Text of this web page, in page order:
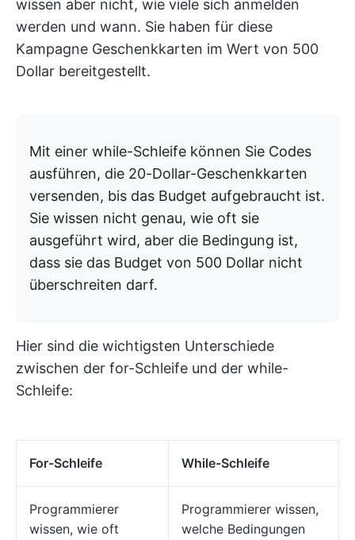
wissen aber nicht, wie viele sich anmelden
werden und wann. Sie haben für diese
Kampagne Geschenkkarten im Wert von 500
Dollar bereitgestellt.
Mit einer while-Schleife können Sie Codes
ausführen, die 20-Dollar-Geschenkkarten
versenden, bis das Budget aufgebraucht ist.
Sie wissen nicht genau, wie oft sie
ausgeführt wird, aber die Bedingung ist,
dass sie das Budget von 500 Dollar nicht
überschreiten darf.
Hier sind die wichtigsten Unterschiede
zwischen der for-Schleife und der while-
Schleife:
For-Schleife While-Schleife
Programmierer
wissen, wie oft
Programmierer wissen,
welche Bedingungen